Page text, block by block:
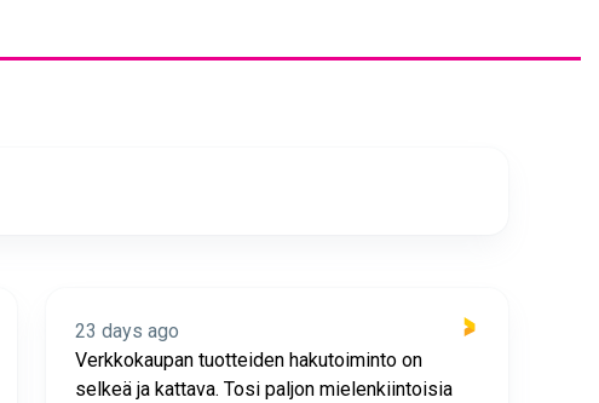
23 days ago
Verkkokaupan tuotteiden hakutoiminto on
selkeä ja kattava. Tosi paljon mielenkiintoisia